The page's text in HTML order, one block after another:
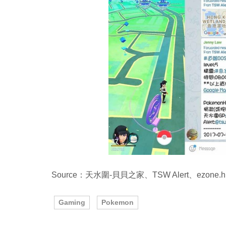
Source：天水圍-貝貝之家、TSW Alert、
Gaming Pokemon